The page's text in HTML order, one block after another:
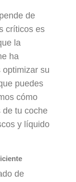
de
críticos es
la
ha
su
puedes
cómo
de tu coche
y líquido
de